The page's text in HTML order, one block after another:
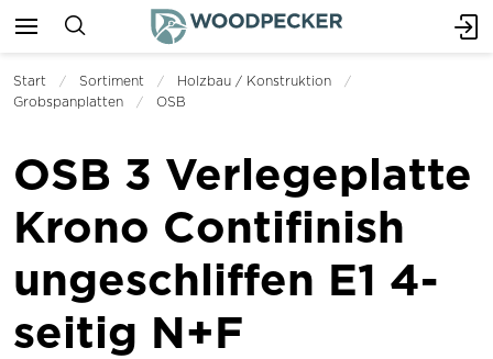
Start Sortiment
Holzbau / Konstruktion
Grobspanplatten
OSB
OSB 3 Verlegeplatte
Krono Contifinish
ungeschliffen E1 4-
seitig N+F